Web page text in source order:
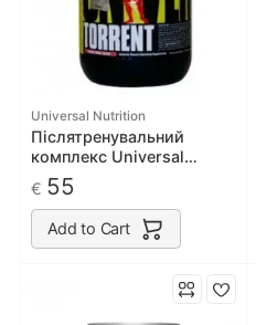
Universal Nutrition
Післятренувальний
комплекс Universal
Nutrition Torrent 2770 г
€ 55
Add to Cart